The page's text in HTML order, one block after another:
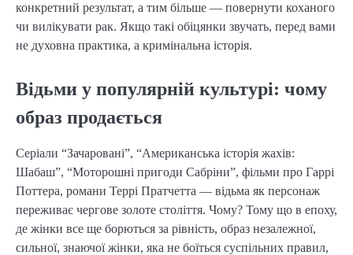
конкретний результат, а тим більше — повернути коханого
чи вилікувати рак. Якщо такі обіцянки звучать, перед вами
не духовна практика, а кримінальна історія.
Відьми у популярній культурі: чому
образ продається
Серіали “Зачаровані”, “Американська історія жахів:
Шабаш”, “Моторошні пригоди Сабріни”, фільми про Гаррі
Поттера, романи Террі Пратчетта — відьма як персонаж
переживає чергове золоте століття. Чому? Тому що в епоху,
де жінки все ще борються за рівність, образ незалежної,
сильної, знаючої жінки, яка не боїться суспільних правил,